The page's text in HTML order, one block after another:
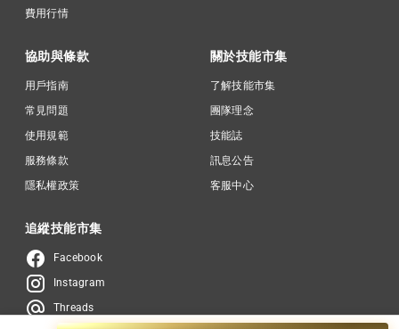
費用行情
協助與條款
用戶指南
常見問題
使用規範
服務條款
隱私權政策
關於技能市集
了解技能市集
團隊理念
技能誌
訊息公告
客服中心
追縱技能市集
Facebook
Instagram
Threads